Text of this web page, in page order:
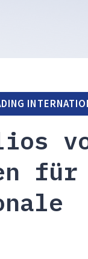
für